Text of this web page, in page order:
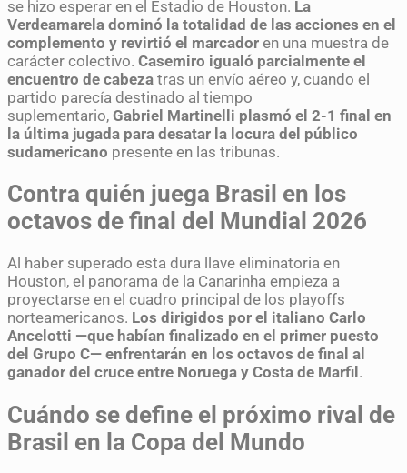
se hizo esperar en el Estadio de Houston. La
Verdeamarela dominó la totalidad de las acciones en el
complemento y revirtió el marcador en una muestra de
carácter colectivo. Casemiro igualó parcialmente el
encuentro de cabeza tras un envío aéreo y, cuando el
partido parecía destinado al tiempo
suplementario, Gabriel Martinelli plasmó el 2-1 final en
la última jugada para desatar la locura del público
sudamericano presente en las tribunas.
Contra quién juega Brasil en los
octavos de final del Mundial 2026
Al haber superado esta dura llave eliminatoria en
Houston, el panorama de la Canarinha empieza a
proyectarse en el cuadro principal de los playoffs
norteamericanos. Los dirigidos por el italiano Carlo
Ancelotti —que habían finalizado en el primer puesto
del Grupo C— enfrentarán en los octavos de final al
ganador del cruce entre Noruega y Costa de Marfil .
Cuándo se define el próximo rival de
Brasil en la Copa del Mundo